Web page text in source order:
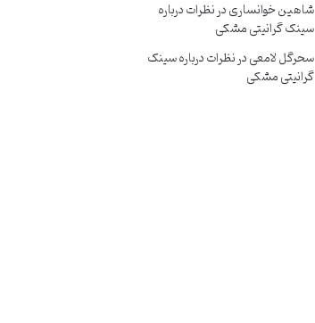
شاهین خوانساریدرنظرات درباره
سینک گرانیتی مشکی
سحرگل لامعیدرنظرات درباره سینک
گرانیتی مشکی